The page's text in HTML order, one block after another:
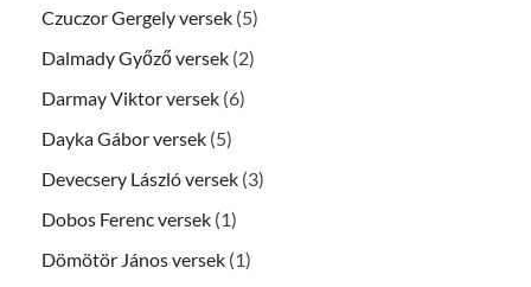
Czuczor Gergely versek (5)
Dalmady Győző versek (2)
Darmay Viktor versek (6)
Dayka Gábor versek (5)
Devecsery László versek (3)
Dobos Ferenc versek (1)
Dömötör János versek (1)